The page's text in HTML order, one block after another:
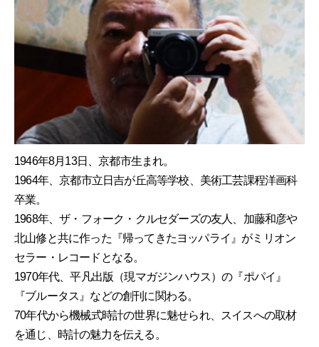
1946年8月13日、京都市生まれ。
1964年、京都市立日吉が丘高等学校、美術工芸課程洋画科
卒業。
1968年、ザ・フォーク・クルセダーズの友人、加藤和彦や
北山修と共に作った『帰ってきたヨッパライ』がミリオン
セラー・レコードとなる。
1970年代、平凡出版（現マガジンハウス）の『ポパイ』
『ブルータス』などの創刊に関わる。
70年代から機械式時計の世界に魅せられ、スイスへの取材
を通じ、時計の魅力を伝える。